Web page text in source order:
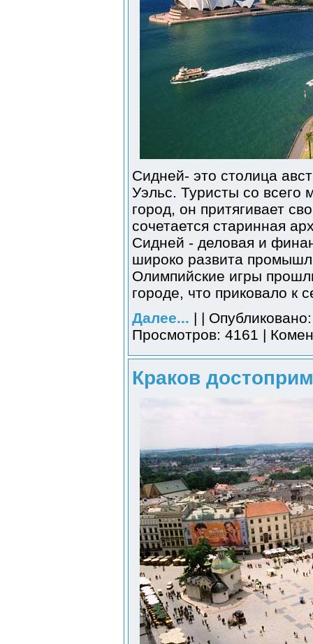
Сидней- это столица
Уэльс. Туристы со всего
город, он притягивает
сочетается старинная
Сидней - деловая и
широко развита
Олимпийские игры
городе, что приковало к
Далее... | |
Просмотров: 4161 |
Краков